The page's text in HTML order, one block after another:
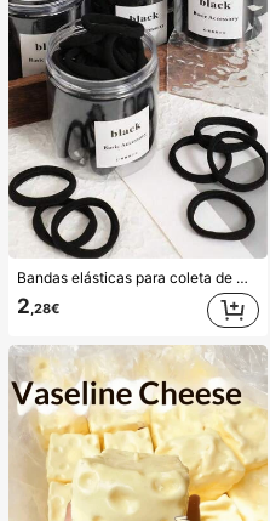
Bandas elásticas para coleta de mujer, bandas para el cabello, accesorios para el cabello, bandas deportivas para el cabello, accesorios de belleza para el cabello en casa, adecuadas para verano, vacaciones, viajes. (10/20/50/100/200)
2,28€